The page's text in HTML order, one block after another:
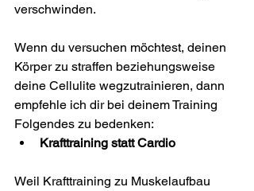
verschwinden.
Wenn du versuchen möchtest, deinen
Körper zu straffen beziehungsweise
deine Cellulite wegzutrainieren, dann
empfehle ich dir bei deinem Training
Folgendes zu bedenken:
Krafttraining statt Cardio
Weil Krafttraining zu Muskelaufbau